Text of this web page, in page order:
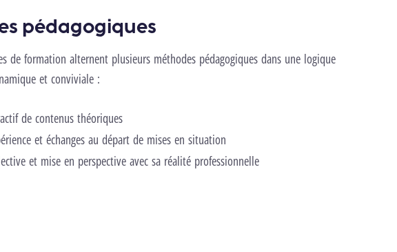
pédagogiques
de formation alternent plusieurs méthodes pédagogiques dans une logique
et conviviale :
de contenus théoriques
et échanges au départ de mises en situation
et mise en perspective avec sa réalité professionnelle